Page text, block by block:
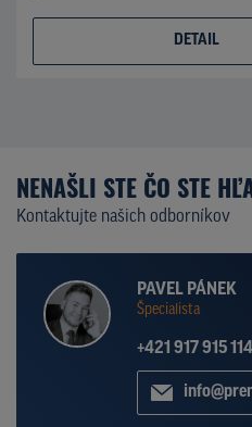
DETAIL
NENAŠLI STE ČO STE
Kontaktujte našich odborníkov
PAVEL PÁNEK
Špecialista
+421 917 915 114